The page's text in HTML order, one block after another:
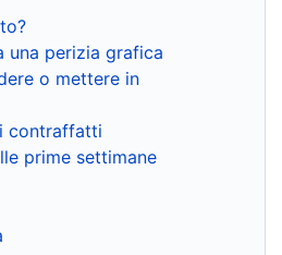
una perizia grafica
o mettere in
contraffatti
prime settimane